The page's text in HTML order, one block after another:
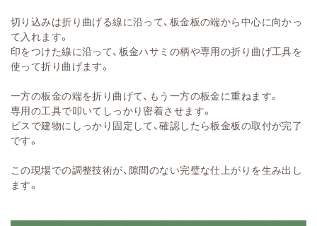
切り込みは折り曲げる線に沿って、板金板の端から中心に向かっ
て入れます。
印をつけた線に沿って、板金ハサミの柄や専用の折り曲げ工具を
使って折り曲げます。
一方の板金の端を折り曲げて、もう一方の板金に重ねます。
専用の工具で叩いてしっかり密着させます。
ビスで建物にしっかり固定して、確認したら板金板の取付が完了
です。
この現場での調整技術が、隙間のない完璧な仕上がりを生み出し
ます。